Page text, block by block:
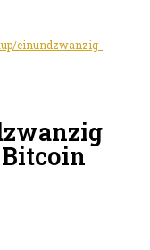
einundzwanzig-